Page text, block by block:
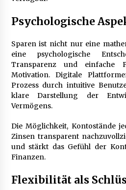
Psychologische
Sparen ist nicht nur eine
eine psychologische
Transparenz und einfache
Motivation. Digitale
Prozess durch intuitive
klare Darstellung der
Vermögens.
Die Möglichkeit, Kontostände
Zinsen transparent
und stärkt das Gefühl der
Finanzen.
Flexibilität als